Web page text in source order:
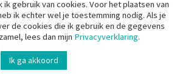
Videos
Contact
2020 © Filmcreatie
ik gebruik van cookies. Voor het plaatsen van
ik echter wel je toestemming nodig. Als je
de cookies die ik gebruik en de gegevens
lees dan mijn Privacyverklaring.
Ik ga akkoord